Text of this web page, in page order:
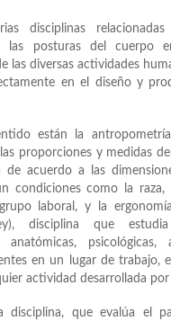
disciplinas
las posturas del cuerpo
las diversas actividades
en el diseño y
están la
proporciones y medidas
de acuerdo a las
condiciones como la
laboral, y la
disciplina que
anatómicas, psicológicas,
en un lugar de trabajo,
actividad desarrollada
disciplina, que evalúa el